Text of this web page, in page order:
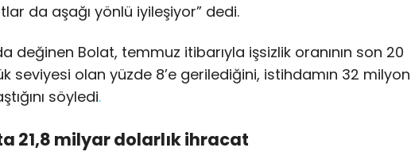
da aşağı yönlü iyileşiyor” dedi.
değinen Bolat, temmuz itibarıyla işsizlik oranının son 20
seviyesi olan yüzde 8’e gerilediğini, istihdamın 32 milyon
söyledi.
21,8 milyar dolarlık ihracat